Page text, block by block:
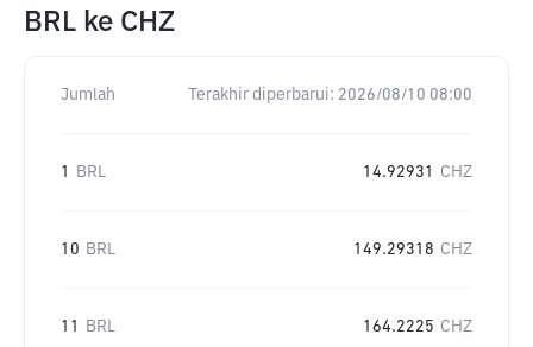
BRL ke CHZ
Jumlah Terakhir diperbarui: 2026/08/10 08:00
1 BRL 14.92931 CHZ
10 BRL 149.29318 CHZ
11 BRL 164.2225 CHZ